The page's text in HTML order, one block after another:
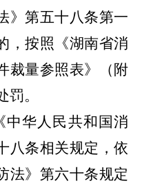
》第五十八条第一
，按照《湖南省消
裁量参照表》（附
罚。
中华人民共和国消
八条相关规定，依
法》第六十条规定